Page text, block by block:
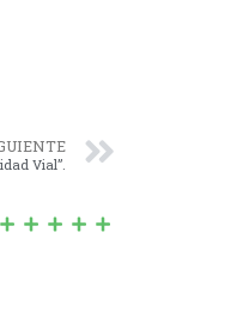
Vial”.